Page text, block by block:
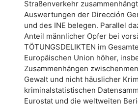
Straßenverkehr
Auswertungen der Dirección
und des INE belegen. Parallel
Anteil männlicher Opfer bei
TÖTUNGSDELIKTEN im
Europäischen Union höher,
Zusammenhängen
Gewalt und nicht häuslicher
kriminalstatistischen
Eurostat und die weltweiten